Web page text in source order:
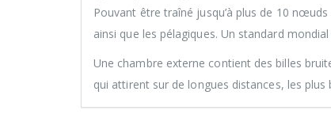
Pouvant être traîné jusqu’à plus de 10
ainsi que les pélagiques. Un standard
Une chambre externe contient des billes
qui attirent sur de longues distances, les plus